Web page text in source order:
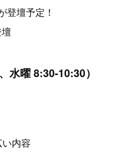
登壇予定！
曜 8:30-10:30）
内容